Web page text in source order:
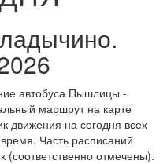
автобуса Пышлицы -
маршрут на карте
движения на сегодня всех
Часть расписаний
(соответственно отмечены).